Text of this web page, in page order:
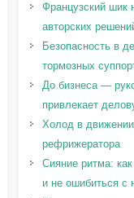
Французский шик
авторских
Безопасность в
тормозных
До бизнеса —
привлекает
Холод в
рефрижератора
Сияние ритма:
и не ошибиться с